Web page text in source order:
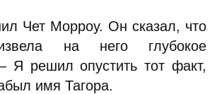
Чет Морроу. Он сказал, что
на него глубокое
Я решил опустить тот факт,
имя Тагора.